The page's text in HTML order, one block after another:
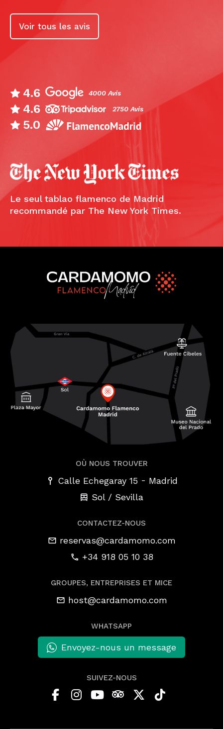
Voir tous les avis
4.6 4000 Avis
4.6 2750 Avis
5.0
Le seul tablao flamenco de Madrid
recommandé par The New York Times.
OÙ NOUS TROUVER
Calle Echegaray 15 - Madrid
Sol / Sevilla
CONTACTEZ-NOUS
reservas@cardamomo.com
+34 918 05 10 38
GROUPES, ENTREPRISES ET MICE
host@cardamomo.com
WHATSAPP
Envoyez-nous un message
SUIVEZ-NOUS